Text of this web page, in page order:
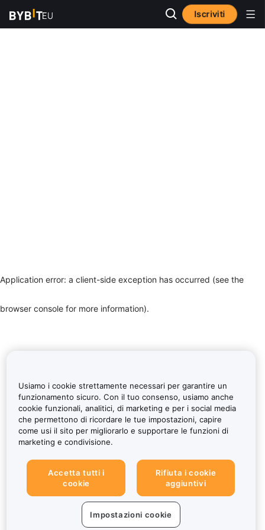
Iscriviti
Application error: a client-side exception has occurred (see the
browser console for more information).
Usiamo i cookie strettamente necessari per garantire un
funzionamento sicuro. Con il tuo consenso, usiamo anche
cookie funzionali, analitici, di marketing e per i social media
che permettono di ricordare le tue impostazioni, capire
come usi il sito per migliorarlo e supportare le funzioni di
marketing e condivisione.
Accetta tutti i
cookie
Rifiuta i cookie
aggiuntivi
Impostazioni cookie